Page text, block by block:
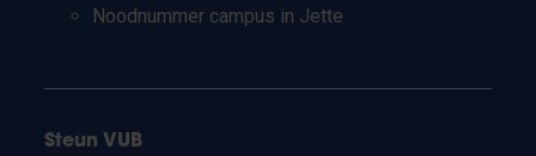
Noodnummer campus in Jette
Steun VUB